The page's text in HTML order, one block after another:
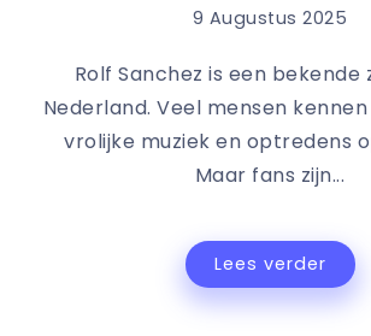
9 Augustus 2025
Rolf Sanchez is een bekende
Nederland. Veel mensen
vrolijke muziek en optredens
Maar fans zijn...
Lees verder